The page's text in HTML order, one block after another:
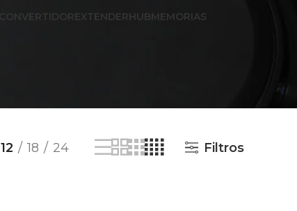
CONVERTIDOR EXTENDERHUBMEMORIAS
12 18 24 Filtros